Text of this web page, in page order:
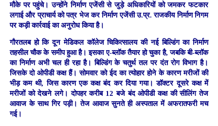
मौके पर पहुंचे। उन्होंने निर्माण एजेंसी से जुड़े अधिकारियों को जमकर फटकार
लगाई और प्राचार्य को पत्र भेज कर निर्माण एजेंसी उ.प्र. राजकीय निर्माण निगम
पर कड़ी कार्रवाई का अनुरोध किया है।
गौरतलब हो कि दून मेडिकल कॉलेज चिकित्सालय की नई बिल्डिंग का निर्माण
तहसील चौक के समीप हुआ है। इसका ए-ब्लॉक तैयार हो चुका है, जबकि बी-ब्लॉक
का निर्माण अभी चल ही रहा है। बिल्डिंग के चतुर्थ तल पर दंत रोग विभाग है।
जिसके दो ओपीडी कक्ष हैं। सोमवार को ईद का त्योहार होने के कारण मरीजों की
भीड़ कम थी, जिस कारण एक कक्ष बंद कर दिया गया। डॉक्टर दूसरे कक्ष में
मरीजों को देखने लगे। दोपहर करीब 12 बजे बंद ओपीडी कक्ष की सीलिंग तेज
आवाज के साथ गिर पड़ी। तेज आवाज सुनते ही अस्पताल में अफरातफरी मच
गई।